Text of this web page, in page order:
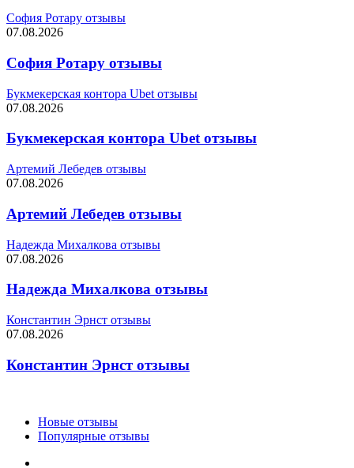
София Ротару отзывы
07.08.2026
София Ротару отзывы
Букмекерская контора Ubet отзывы
07.08.2026
Букмекерская контора Ubet отзывы
Артемий Лебедев отзывы
07.08.2026
Артемий Лебедев отзывы
Надежда Михалкова отзывы
07.08.2026
Надежда Михалкова отзывы
Константин Эрнст отзывы
07.08.2026
Константин Эрнст отзывы
Новые отзывы
Популярные отзывы